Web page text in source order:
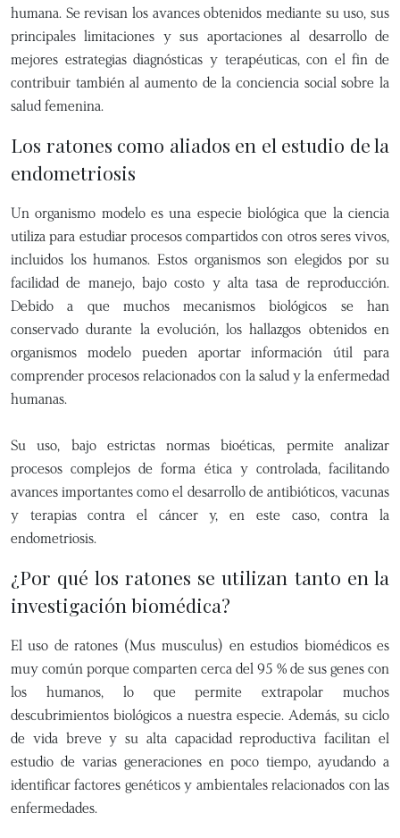
humana. Se revisan los avances obtenidos mediante su uso, sus
principales limitaciones y sus aportaciones al desarrollo de
mejores estrategias diagnósticas y terapéuticas, con el fin de
contribuir también al aumento de la conciencia social sobre la
salud femenina.
Los ratones como aliados en el estudio de la
endometriosis
Un organismo modelo es una especie biológica que la ciencia
utiliza para estudiar procesos compartidos con otros seres vivos,
incluidos los humanos. Estos organismos son elegidos por su
facilidad de manejo, bajo costo y alta tasa de reproducción.
Debido a que muchos mecanismos biológicos se han
conservado durante la evolución, los hallazgos obtenidos en
organismos modelo pueden aportar información útil para
comprender procesos relacionados con la salud y la enfermedad
humanas.
Su uso, bajo estrictas normas bioéticas, permite analizar
procesos complejos de forma ética y controlada, facilitando
avances importantes como el desarrollo de antibióticos, vacunas
y terapias contra el cáncer y, en este caso, contra la
endometriosis.
¿Por qué los ratones se utilizan tanto en la
investigación biomédica?
El uso de ratones (Mus musculus) en estudios biomédicos es
muy común porque comparten cerca del 95 % de sus genes con
los humanos, lo que permite extrapolar muchos
descubrimientos biológicos a nuestra especie. Además, su ciclo
de vida breve y su alta capacidad reproductiva facilitan el
estudio de varias generaciones en poco tiempo, ayudando a
identificar factores genéticos y ambientales relacionados con las
enfermedades.